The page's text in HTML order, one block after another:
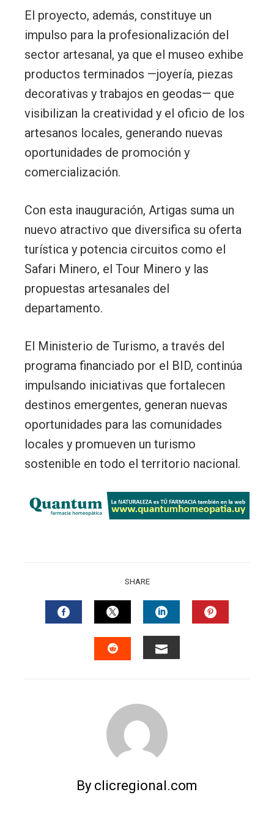
El proyecto, además, constituye un
impulso para la profesionalización del
sector artesanal, ya que el museo exhibe
productos terminados —joyería, piezas
decorativas y trabajos en geodas— que
visibilizan la creatividad y el oficio de los
artesanos locales, generando nuevas
oportunidades de promoción y
comercialización.
Con esta inauguración, Artigas suma un
nuevo atractivo que diversifica su oferta
turística y potencia circuitos como el
Safari Minero, el Tour Minero y las
propuestas artesanales del
departamento.
El Ministerio de Turismo, a través del
programa financiado por el BID, continúa
impulsando iniciativas que fortalecen
destinos emergentes, generan nuevas
oportunidades para las comunidades
locales y promueven un turismo
sostenible en todo el territorio nacional.
SHARE
FACEBOOKTWITTERLINKEDIN
By clicregional.com